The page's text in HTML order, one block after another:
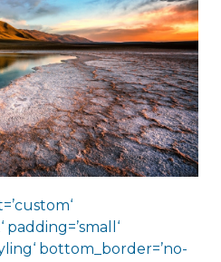
padding=’small‘
bottom_border=’no-